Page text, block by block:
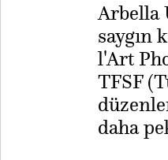
Arbella
saygın
l'Art
TFSF
daha